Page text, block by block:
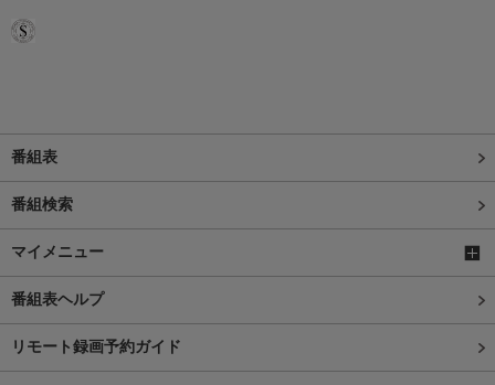
番組表
番組検索
マイメニュー
番組表ヘルプ
リモート録画予約ガイド